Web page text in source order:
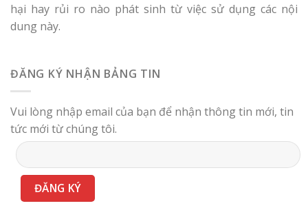
hại hay rủi ro nào phát sinh từ việc sử dụng các nội
dung này.
ĐĂNG KÝ NHẬN BẢNG TIN
Vui lòng nhập email của bạn để nhận thông tin mới, tin
tức mới từ chúng tôi.